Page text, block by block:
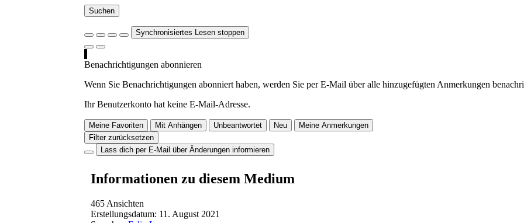
Suchen
Synchronisiertes Lesen stoppen
Benachrichtigungen abonnieren
Wenn Sie Benachrichtigungen abonniert haben, werden Sie per E-Mail über alle hinzugefügten Anmerkungen
Ihr Benutzerkonto hat keine E-Mail-Adresse.
Meine Favoriten Mit Anhängen Unbeantwortet Neu
Meine Anmerkungen
Filter zurücksetzen
Lass dich per E-Mail über Änderungen informieren
Informationen zu diesem Medium
465 Ansichten
Erstellungsdatum: 11. August 2021